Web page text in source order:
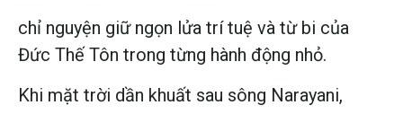
chỉ nguyện giữ ngọn lửa trí tuệ và từ bi của
Đức Thế Tôn trong từng hành động nhỏ.
Khi mặt trời dần khuất sau sông Narayani,